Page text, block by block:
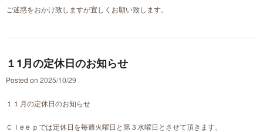
ご迷惑をおかけ致しますが宜しくお願い致します。
１1月の定休日のお知らせ
Posted on 2025/10/29
１１月の定休日のお知らせ
Ｃｌe e ｐでは定休日を毎週火曜日と第３水曜日とさせて頂きます。